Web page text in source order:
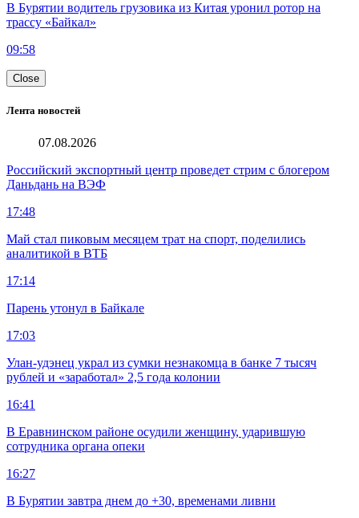
В Бурятии водитель грузовика из Китая уронил ротор на
трассу «Байкал»
09:58
Close
Лента новостей
07.08.2026
Российский экспортный центр проведет стрим с блогером
Даньдань на ВЭФ
17:48
Май стал пиковым месяцем трат на спорт, поделились
аналитикой в ВТБ
17:14
Парень утонул в Байкале
17:03
Улан-удэнец украл из сумки незнакомца в банке 7 тысяч
рублей и «заработал» 2,5 года колонии
16:41
В Еравнинском районе осудили женщину, ударившую
сотрудника органа опеки
16:27
В Бурятии завтра днем до +30, временами ливни